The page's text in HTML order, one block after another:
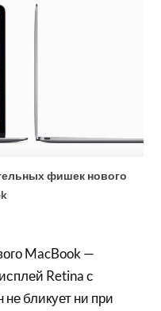
фишек нового
MacBook —
Retina с
бликует ни при